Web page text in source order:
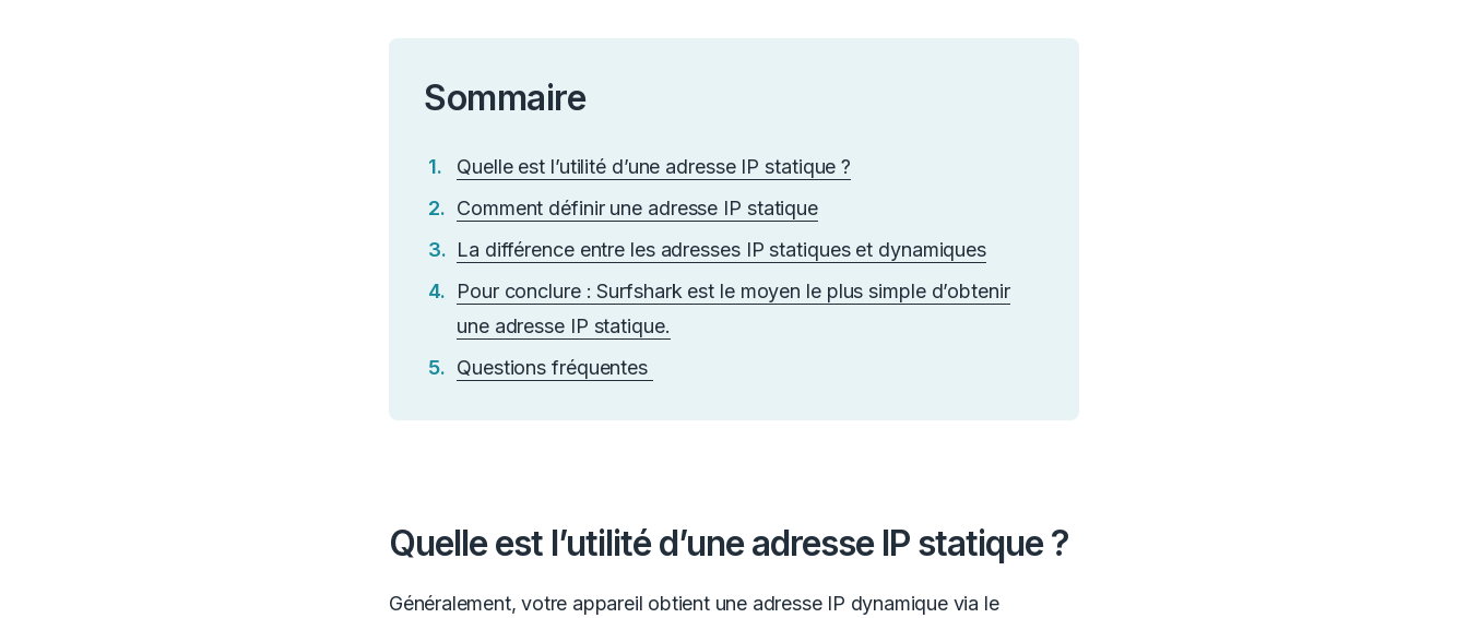
Sommaire
Quelle est l’utilité d’une adresse IP statique ?
Comment définir une adresse IP statique
La différence entre les adresses IP statiques et dynamiques
Pour conclure : Surfshark est le moyen le plus simple d’obtenir
une adresse IP statique.
Questions fréquentes
Quelle est l’utilité d’une adresse IP statique ?
Généralement, votre appareil obtient une adresse IP dynamique via le